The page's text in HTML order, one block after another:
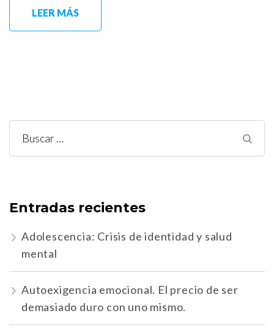
LEER MÁS
Buscar:
Entradas recientes
Adolescencia: Crisis de identidad y salud
mental
Autoexigencia emocional. El precio de ser
demasiado duro con uno mismo.